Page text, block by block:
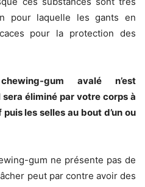
pour laquelle les gants en
pour la protection des
gum avalé n’est
éliminé par votre corps à
les selles au bout d’un ou
gum ne présente pas de
peut par contre avoir des